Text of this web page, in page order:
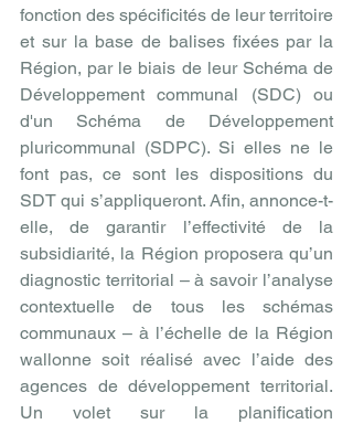
fonction des spécificités de leur territoire
et sur la base de balises fixées par la
Région, par le biais de leur Schéma de
Développement communal (SDC) ou
d'un Schéma de Développement
pluricommunal (SDPC). Si elles ne le
font pas, ce sont les dispositions du
SDT qui s’appliqueront. Afin, annonce-t-
elle, de garantir l’effectivité de la
subsidiarité, la Région proposera qu’un
diagnostic territorial – à savoir l’analyse
contextuelle de tous les schémas
communaux – à l’échelle de la Région
wallonne soit réalisé avec l’aide des
agences de développement territorial.
Un volet sur la planification